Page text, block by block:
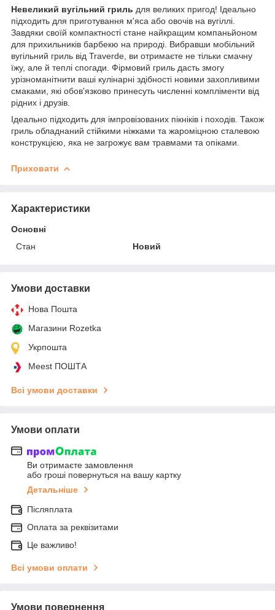
Невеликий вугільний гриль для великих пригод! Ідеально
підходить для приготування м'яса або овочів на вугіллі.
Завдяки своїй компактності стане найкращим компаньйоном
для прихильників барбекю на природі. Вибравши мобільний
вугільний гриль від Traverde, ви отримаєте не тільки смачну
їжу, але й теплі спогади. Фірмовий гриль дасть змогу
урізноманітнити ваші кулінарні здібності новими захопливими
смаками, які обов'язково принесуть численні компліменти від
рідних і друзів.
Ідеально підходить для імпровізованих пікніків і походів. Також
гриль обладнаний стійкими ніжками та жароміцною сталевою
конструкцією, яка не загрожує вам травмами та опіками.
Приховати
Характеристики
Основні
Стан
Новий
Умови доставки
Нова Пошта
Магазини Rozetka
Укрпошта
Meest ПОШТА
Всі умови доставки
Умови оплати
Ви отримаєте замовлення
або гроші повернуться на вашу картку
Детальніше
Післяплата
Оплата за реквізитами
Це важливо!
Всі умови оплати
Умови повернення